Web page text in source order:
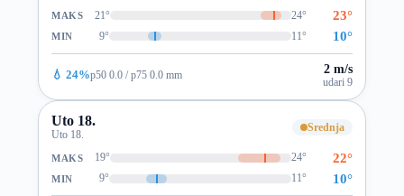
MAKS 21° 24° 23°
MIN 9° 11° 10°
💧 24%p50 0.0 / p75 0.0 mm 2 m/s
udari 9
Uto 18.
Uto 18.
Srednja
MAKS 19° 24° 22°
MIN 9° 11° 10°